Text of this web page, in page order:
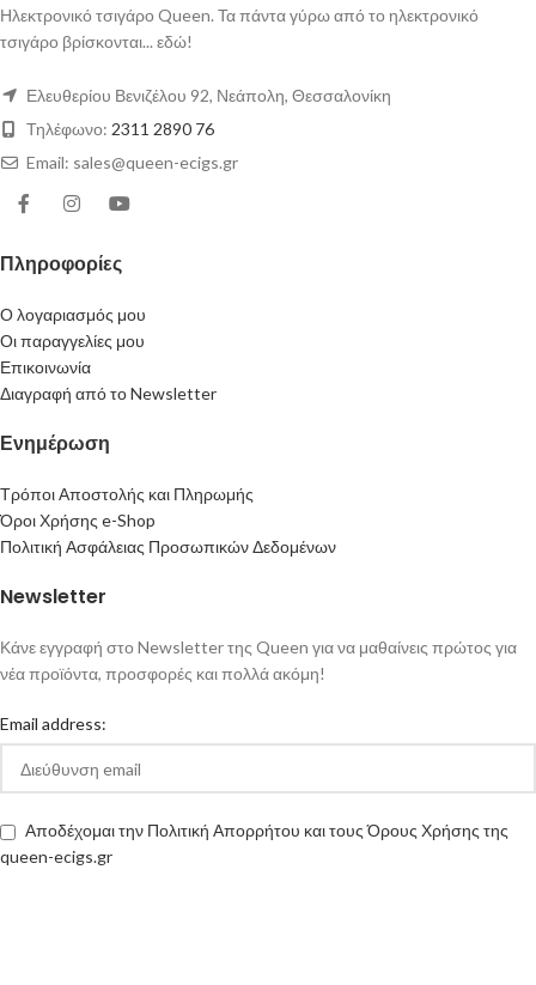
Ηλεκτρονικό τσιγάρο Queen. Τα πάντα γύρω από το ηλεκτρονικό
τσιγάρο βρίσκονται... εδώ!
Ελευθερίου Βενιζέλου 92, Νεάπολη, Θεσσαλονίκη
Τηλέφωνο: 2311 2890 76
Email: sales@queen-ecigs.gr
Πληροφορίες
Ο λογαριασμός μου
Οι παραγγελίες μου
Επικοινωνία
Διαγραφή από το Newsletter
Ενημέρωση
Τρόποι Αποστολής και Πληρωμής
Όροι Χρήσης e-Shop
Πολιτική Ασφάλειας Προσωπικών Δεδομένων
Newsletter
Κάνε εγγραφή στο Newsletter της Queen για να μαθαίνεις πρώτος για
νέα προϊόντα, προσφορές και πολλά ακόμη!
Email address:
Αποδέχομαι την Πολιτική Απορρήτου και τους Όρους Χρήσης της
queen-ecigs.gr